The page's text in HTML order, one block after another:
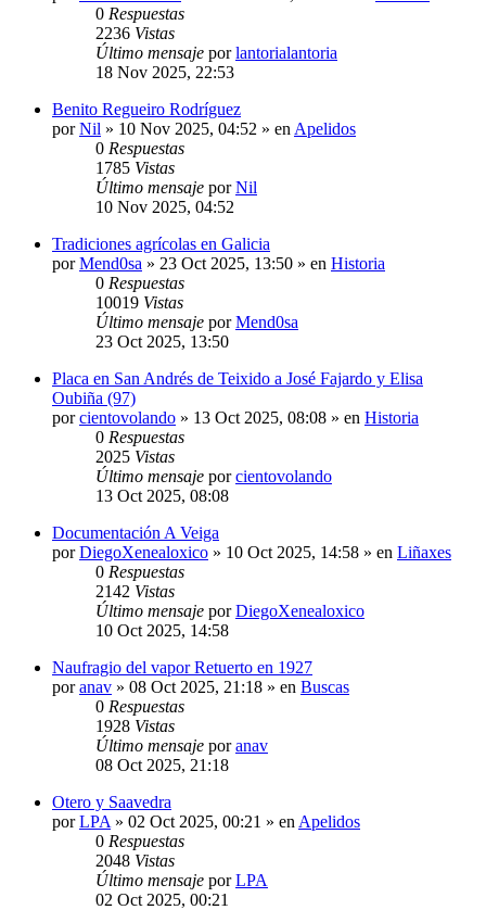
0 Respuestas
2236 Vistas
Último mensaje porlantorialantoria
18 Nov 2025, 22:53
Benito Regueiro Rodríguez
porNil » 10 Nov 2025, 04:52 » en Apelidos
0 Respuestas
1785 Vistas
Último mensaje porNil
10 Nov 2025, 04:52
Tradiciones agrícolas en Galicia
porMend0sa » 23 Oct 2025, 13:50 » en Historia
0 Respuestas
10019 Vistas
Último mensaje porMend0sa
23 Oct 2025, 13:50
Placa en San Andrés de Teixido a José Fajardo y Elisa
Oubiña (97)
porcientovolando » 13 Oct 2025, 08:08 » en Historia
0 Respuestas
2025 Vistas
Último mensaje porcientovolando
13 Oct 2025, 08:08
Documentación A Veiga
porDiegoXenealoxico » 10 Oct 2025, 14:58 » en Liñaxes
0 Respuestas
2142 Vistas
Último mensaje porDiegoXenealoxico
10 Oct 2025, 14:58
Naufragio del vapor Retuerto en 1927
poranav » 08 Oct 2025, 21:18 » en Buscas
0 Respuestas
1928 Vistas
Último mensaje poranav
08 Oct 2025, 21:18
Otero y Saavedra
porLPA » 02 Oct 2025, 00:21 » en Apelidos
0 Respuestas
2048 Vistas
Último mensaje porLPA
02 Oct 2025, 00:21